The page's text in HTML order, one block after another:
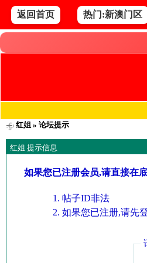
返回首页 热门:新澳门区
红姐» 论坛提示
红姐 提示信息
如果您已注册会员,请直接在
帖子ID非法
如果您已注册,请先